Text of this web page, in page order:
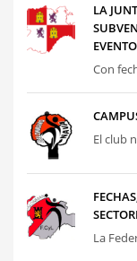
LA
Con
El club
La